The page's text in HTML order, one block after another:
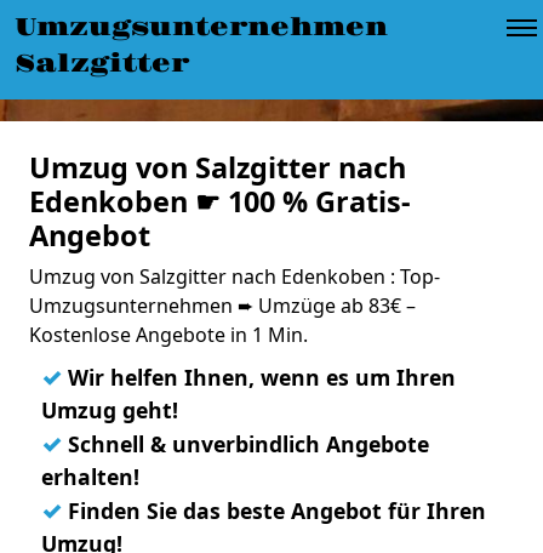
Umzugsunternehmen
Salzgitter
Umzug von Salzgitter nach
Edenkoben ☛ 100 % Gratis-
Angebot
Umzug von Salzgitter nach Edenkoben : Top-
Umzugsunternehmen ➨ Umzüge ab 83€ –
Kostenlose Angebote in 1 Min.
✓ Wir helfen Ihnen, wenn es um Ihren
Umzug geht!
✓ Schnell & unverbindlich Angebote
erhalten!
✓ Finden Sie das beste Angebot für Ihren
Umzug!